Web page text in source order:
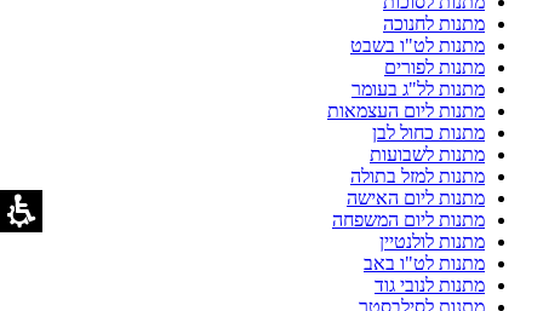
מתנות לחנוכה
מתנות לט"ו בשבט
מתנות לפורים
מתנות לל"ג בעומר
מתנות ליום העצמאות
מתנות כחול לבן
מתנות לשבועות
מתנות למזל בתולה
מתנות ליום האישה
מתנות ליום המשפחה
מתנות לולנטיין
מתנות לט"ו באב
מתנות לנובי גוד
מתנות לסילבסטר